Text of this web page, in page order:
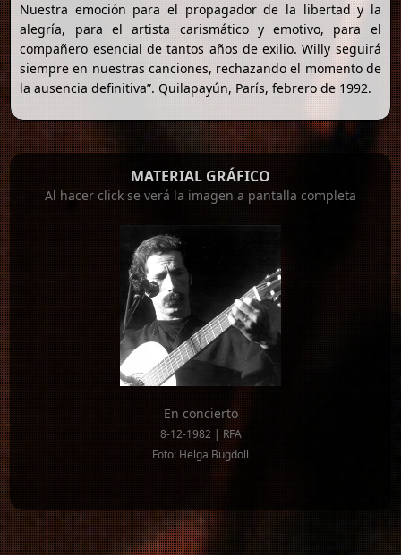
Nuestra emoción para el propagador de la libertad y la
alegría, para el artista carismático y emotivo, para el
compañero esencial de tantos años de exilio. Willy seguirá
siempre en nuestras canciones, rechazando el momento de
la ausencia definitiva”. Quilapayún, París, febrero de 1992.
MATERIAL GRÁFICO
Al hacer click se verá la imagen a pantalla completa
En concierto
8-12-1982 | RFA
Foto: Helga Bugdoll